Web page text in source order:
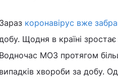
Зараз коронавірус вже
Щодня в країні зростає
Водночас МОЗ протягом
випадків хвороби за добу.